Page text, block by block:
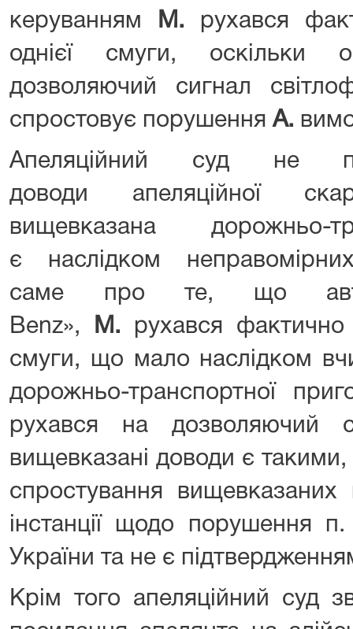
керуванням
М. рухався
однієї смуги, оскільки
дозволяючий сигнал
спростовує порушенняА.
Апеляційний суд не
доводи апеляційної
вищевказана дорожньо-
є наслідком
саме про те, що
Benz»,
М. рухався фактично
смуги, що мало наслідком
дорожньо-транспортної
рухався на дозволяючий
вищевказані доводи є
спростування вищевказаних
інстанції щодо порушення
України та не є
Крім того апеляційний суд